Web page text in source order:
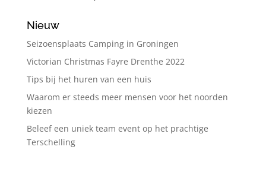
Nieuw
Seizoensplaats Camping in Groningen
Victorian Christmas Fayre Drenthe 2022
Tips bij het huren van een huis
Waarom er steeds meer mensen voor het noorden
kiezen
Beleef een uniek team event op het prachtige
Terschelling